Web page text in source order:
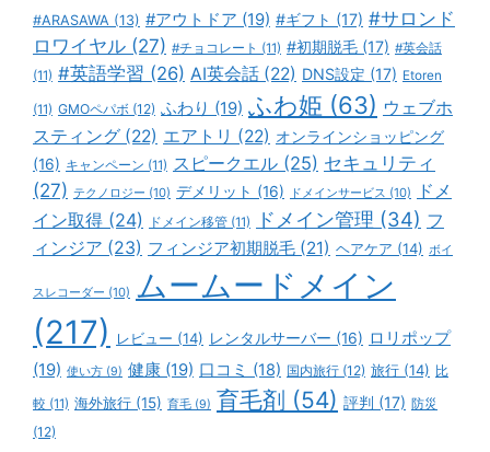
#ARASAWA (13) #アウトドア (19) #ギフト (17) #サロンド
ロワイヤル (27) #チョコレート (11) #初期脱毛 (17) #英会話
(11) #英語学習 (26) AI英会話 (22) DNS設定 (17) Etoren
(11) GMOペパボ (12) ふわり (19) ふわ姫 (63) ウェブホ
スティング (22) エアトリ (22) オンラインショッピング
(16) キャンペーン (11) スピークエル (25) セキュリティ
(27) テクノロジー (10) デメリット (16) ドメインサービス (10)
ドメ
イン取得 (24) ドメイン移管 (11) ドメイン管理 (34) フ
ィンジア (23) フィンジア初期脱毛 (21) ヘアケア (14) ボイ
スレコーダー (10) ムームードメイン
(217)
レビュー (14) レンタルサーバー (16) ロリポップ
(19) 使い方 (9) 健康 (19) 口コミ (18) 国内旅行 (12) 旅行 (14) 比
較 (11) 海外旅行 (15) 育毛 (9) 育毛剤 (54) 評判 (17) 防災
(12)